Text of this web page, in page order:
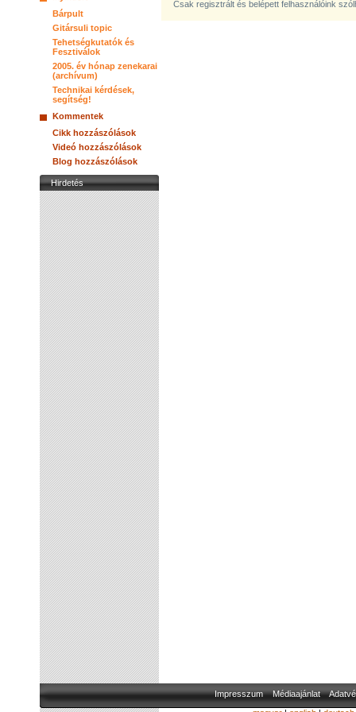
Bárpult
Gitársuli topic
Tehetségkutatók és
Fesztiválok
2005. év hónap zenekarai
(archívum)
Technikai kérdések,
segítség!
Kommentek
Cikk hozzászólások
Videó hozzászólások
Blog hozzászólások
Hirdetés
Csak regisztrált és belépett felhasználóink
Impresszum Médiaajánlat